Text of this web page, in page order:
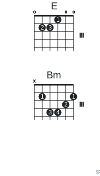
E
o
2 3
1
o o
Bm
x
1
3 4
2
1